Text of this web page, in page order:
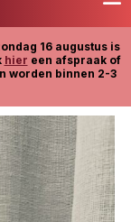
16 augustus is
hier een afspraak of
worden binnen 2-3